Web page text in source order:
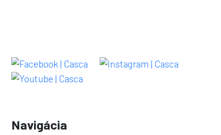
Navigácia